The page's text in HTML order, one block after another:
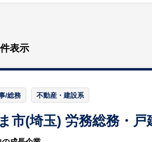
件表示
/総務 不動産・建設系
市(埼玉) 労務総務・